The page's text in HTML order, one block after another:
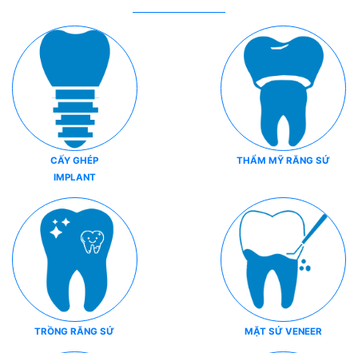
CẤY GHÉP
IMPLANT
THẨM MỸ RĂNG SỨ
TRỒNG RĂNG SỨ MẶT SỨ VENEER